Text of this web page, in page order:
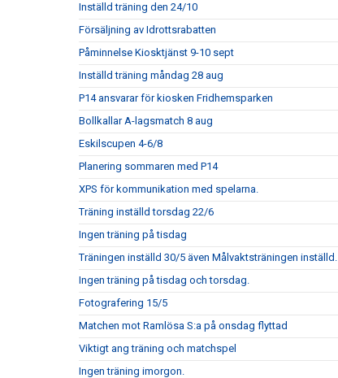
Inställd träning den 24/10
Försäljning av Idrottsrabatten
Påminnelse Kiosktjänst 9-10 sept
Inställd träning måndag 28 aug
P14 ansvarar för kiosken Fridhemsparken
Bollkallar A-lagsmatch 8 aug
Eskilscupen 4-6/8
Planering sommaren med P14
XPS för kommunikation med spelarna.
Träning inställd torsdag 22/6
Ingen träning på tisdag
Träningen inställd 30/5 även Målvaktsträningen inställd.
Ingen träning på tisdag och torsdag.
Fotografering 15/5
Matchen mot Ramlösa S:a på onsdag flyttad
Viktigt ang träning och matchspel
Ingen träning imorgon.